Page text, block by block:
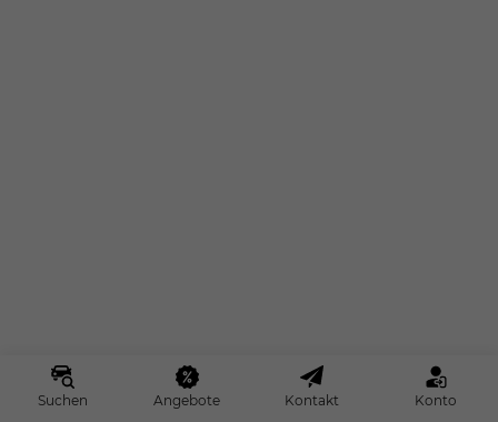
Suchen Angebote Kontakt Konto